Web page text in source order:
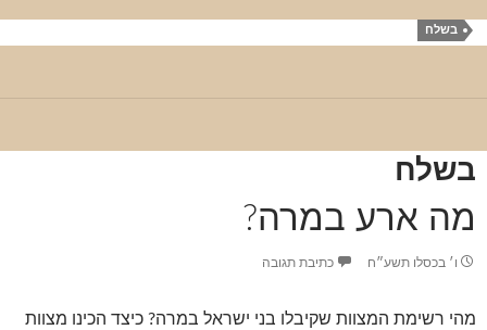
בשלח
בשלח
מה ארע במרה?
ו׳ בכסלו תשע״ח כתיבת תגובה
מהי רשימת המצוות שקיבלו בני ישראל במרה? כיצד הכינו מצוות